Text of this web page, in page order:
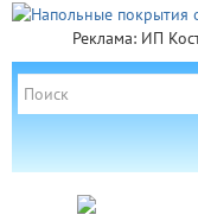
Реклама: ИП